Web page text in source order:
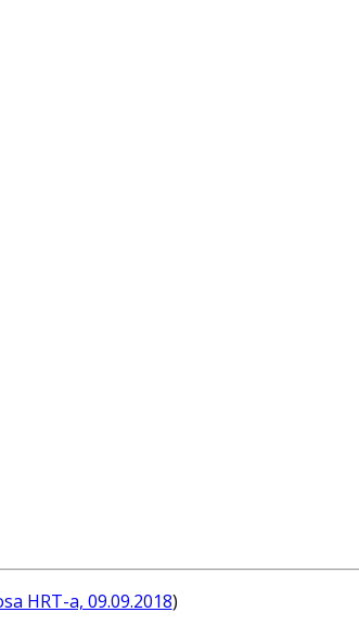
HRT-a, 09.09.2018)